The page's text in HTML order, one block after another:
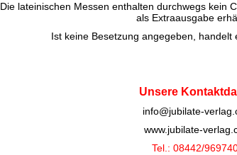
Die lateinischen Messen enthalten durchwegs kein
als Extraausgabe
Ist keine Besetzung angegeben, handelt
Unsere
info@jubilate-
www.jubilate-
Tel.: 08442/